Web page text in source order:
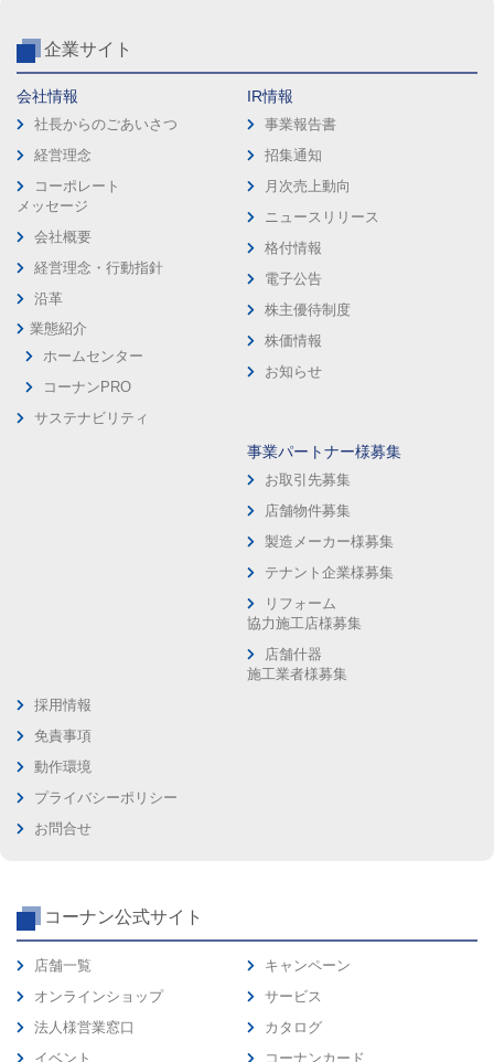
企業サイト
会社情報
社長からのごあいさつ
経営理念
コーポレート
メッセージ
会社概要
経営理念・行動指針
沿革
業態紹介
ホームセンター
コーナンPRO
サステナビリティ
IR情報
事業報告書
招集通知
月次売上動向
ニュースリリース
格付情報
電子公告
株主優待制度
株価情報
お知らせ
事業パートナー様募集
お取引先募集
店舗物件募集
製造メーカー様募集
テナント企業様募集
リフォーム
協力施工店様募集
店舗什器
施工業者様募集
採用情報
免責事項
動作環境
プライバシーポリシー
お問合せ
コーナン公式サイト
店舗一覧
オンラインショップ
法人様営業窓口
イベント
キャンペーン
サービス
カタログ
コーナンカード